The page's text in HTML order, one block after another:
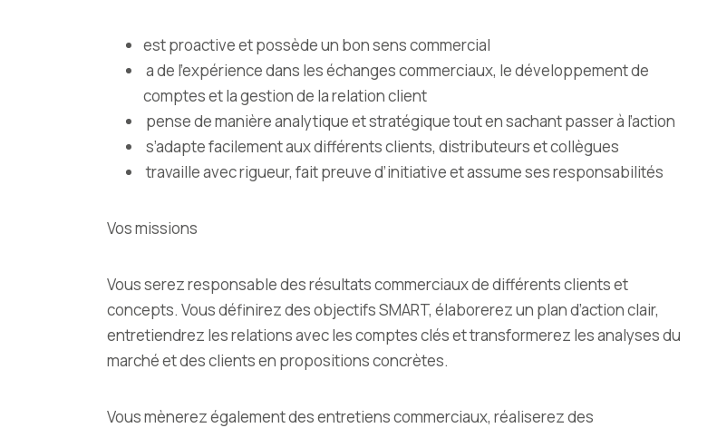
est proactive et possède un bon sens commercial
a de l’expérience dans les échanges commerciaux, le développement de
comptes et la gestion de la relation client
pense de manière analytique et stratégique tout en sachant passer à l’action
s’adapte facilement aux différents clients, distributeurs et collègues
travaille avec rigueur, fait preuve d’initiative et assume ses responsabilités
Vos missions
Vous serez responsable des résultats commerciaux de différents clients et
concepts. Vous définirez des objectifs SMART, élaborerez un plan d’action clair,
entretiendrez les relations avec les comptes clés et transformerez les analyses du
marché et des clients en propositions concrètes.
Vous mènerez également des entretiens commerciaux, réaliserez des